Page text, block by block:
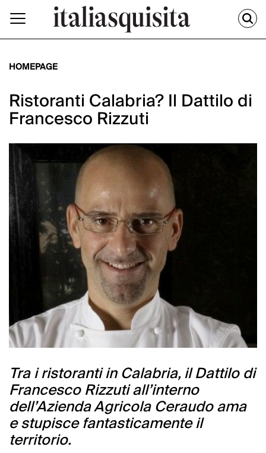
HOMEPAGE
Ristoranti Calabria? Il Dattilo di
Francesco Rizzuti
Tra i ristoranti in Calabria, il Dattilo di
Francesco Rizzuti all’interno
dell’Azienda Agricola Ceraudo ama
e stupisce fantasticamente il
territorio.